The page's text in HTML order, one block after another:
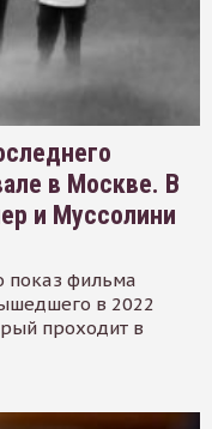
в Москве. В
и Муссолини
показ фильма
в 2022
проходит в